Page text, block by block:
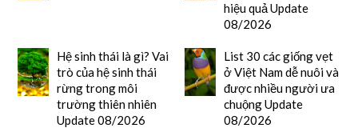
hiệu quả Update
08/2026
Hệ sinh thái là gì? Vai
trò của hệ sinh thái
rừng trong môi
trường thiên nhiên
Update 08/2026
List 30 các giống vẹt
ở Việt Nam dễ nuôi và
được nhiều người ưa
chuộng Update
08/2026